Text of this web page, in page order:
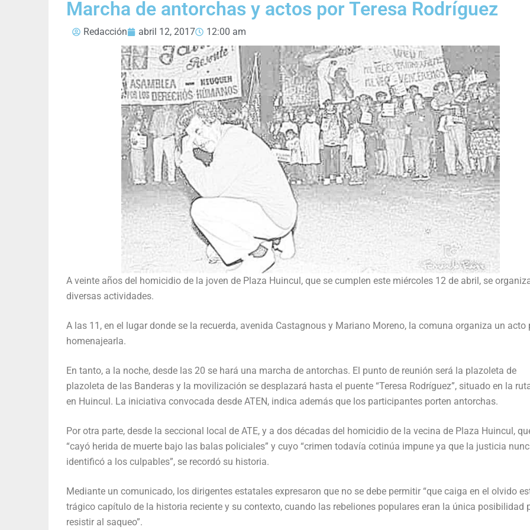
Marcha de antorchas y actos por Teresa Rodríguez
Redacción abril 12, 2017 12:00 am
A veinte años del homicidio de la joven de Plaza Huincul, que se cumplen este miércoles 12 de abril, se
diversas actividades.
A las 11, en el lugar donde se la recuerda, avenida Castagnous y Mariano Moreno, la comuna organiza un acto
homenajearla.
En tanto, a la noche, desde las 20 se hará una marcha de antorchas. El punto de reunión será la plazoleta de
plazoleta de las Banderas y la movilización se desplazará hasta el puente “Teresa Rodríguez”, situado en la
en Huincul. La iniciativa convocada desde ATEN, indica además que los participantes porten antorchas.
Por otra parte, desde la seccional local de ATE, y a dos décadas del homicidio de la vecina de Plaza Huincul,
“cayó herida de muerte bajo las balas policiales” y cuyo “crimen todavía cotinúa impune ya que la justicia
identificó a los culpables”, se recordó su historia.
Mediante un comunicado, los dirigentes estatales expresaron que no se debe permitir “que caiga en el olvido
trágico capítulo de la historia reciente y su contexto, cuando las rebeliones populares eran la única posibilidad
resistir al saqueo”.